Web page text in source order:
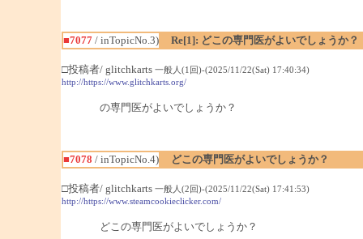
■7077/ inTopicNo.3)
Re[1]: どこの専門医がよいでしょうか？
□投稿者/ glitchkarts 一般人(1回)-(2025/11/22(Sat) 17:40:34)
http://https://www.glitchkarts.org/
の専門医がよいでしょうか？
■7078 / inTopicNo.4)
どこの専門医がよいでしょうか？
□投稿者/ glitchkarts 一般人(2回)-(2025/11/22(Sat) 17:41:53)
http://https://www.steamcookieclicker.com/
どこの専門医がよいでしょうか？